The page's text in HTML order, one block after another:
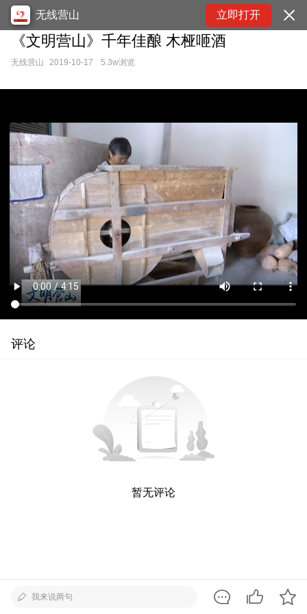
无线营山 立即打开
《文明营山》千年佳酿 木桠咂酒
无线营山 2019-10-17 5.3w浏览
评论
暂无评论
我来说两句